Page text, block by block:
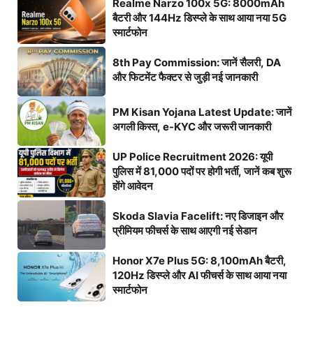
Realme Narzo 100x 5G: 8000mAh
बैटरी और 144Hz डिस्प्ले के साथ आया नया 5G
स्मार्टफोन
8th Pay Commission: जानें सैलरी, DA
और फिटमेंट फैक्टर से जुड़ी नई जानकारी
PM Kisan Yojana Latest Update: जानें
अगली किस्त, e-KYC और जरूरी जानकारी
UP Police Recruitment 2026: यूपी
पुलिस में 81,000 पदों पर होगी भर्ती, जानें कब शुरू
होंगे आवेदन
Skoda Slavia Facelift: नए डिजाइन और
प्रीमियम फीचर्स के साथ आएगी नई सेडान
Honor X7e Plus 5G: 8,100mAh बैटरी,
120Hz डिस्प्ले और AI फीचर्स के साथ आया नया
स्मार्टफोन